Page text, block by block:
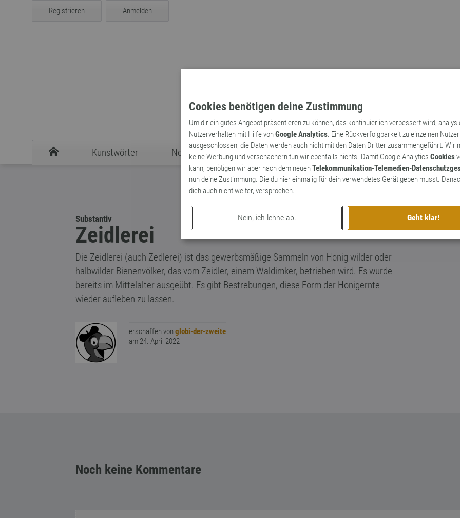
Cookies benötigen deine Zustimmung
Um dir ein gutes Angebot präsentieren zu können, das kontinuierlich verbessert wird,
Nutzerverhalten mit Hilfe vonGoogle Analytics. Eine Rückverfolgbarkeit zu einzelnen
ausgeschlossen, die Daten werden auch nicht mit den Daten Dritter zusammengeführt. Wir
keine Werbung und verschachern tun wir ebenfalls nichts. Damit Google Analytics Cookies
kann, benötigen wir aber nach dem neuenTelekommunikation-Telemedien-
nun deine Zustimmung. Die du hier einmalig für dein verwendetes Gerät geben musst.
dich auch nicht weiter, versprochen.
Nein, ich lehne ab. Geht klar!
Registrieren Anmelden
Kunstwörter Neologismen Archaismen Markennamen
Substantiv
Zeidlerei
Die Zeidlerei (auch Zedlerei) ist das gewerbsmäßige Sammeln von Honig wilder oder
halbwilder Bienenvölker, das vom Zeidler, einem Waldimker, betrieben wird. Es wurde
bereits im Mittelalter ausgeübt. Es gibt Bestrebungen, diese Form der Honigernte
wieder aufleben zu lassen.
erschaffen von globi-der-zweite
am 24. April 2022
Noch keine Kommentare